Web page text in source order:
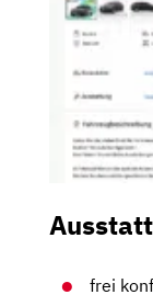
frei